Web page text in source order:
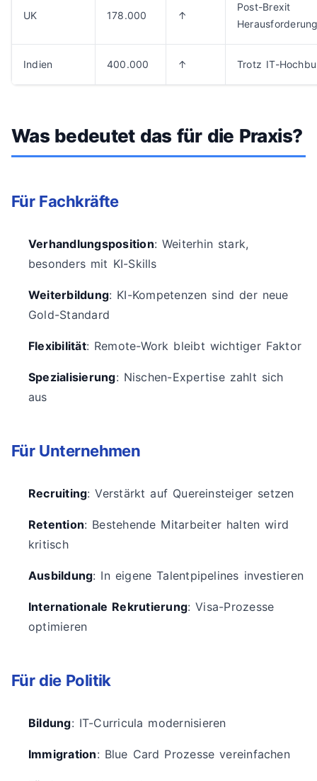
UK 178.000 ↑
Post-Brexit
Indien 400.000 ↑ Trotz IT-
Was bedeutet das für die Praxis?
Für Fachkräfte
Verhandlungsposition: Weiterhin stark,
besonders mit KI-Skills
Weiterbildung: KI-Kompetenzen sind der neue
Gold-Standard
Flexibilität: Remote-Work bleibt wichtiger Faktor
Spezialisierung: Nischen-Expertise zahlt sich
aus
Für Unternehmen
Recruiting: Verstärkt auf Quereinsteiger setzen
Retention: Bestehende Mitarbeiter halten wird
kritisch
Ausbildung: In eigene Talentpipelines investieren
Internationale Rekrutierung: Visa-Prozesse
optimieren
Für die Politik
Bildung: IT-Curricula modernisieren
Immigration: Blue Card Prozesse vereinfachen